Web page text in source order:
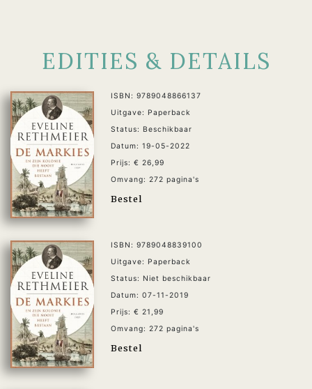
EDITIES & DETAILS
ISBN: 9789048866137
Uitgave: Paperback
Status: Beschikbaar
Datum: 19-05-2022
Prijs: € 26,99
Omvang: 272 pagina's
Bestel
ISBN: 9789048839100
Uitgave: Paperback
Status: Niet beschikbaar
Datum: 07-11-2019
Prijs: € 21,99
Omvang: 272 pagina's
Bestel